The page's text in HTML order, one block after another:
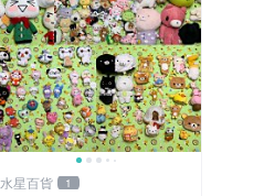
水星百貨 1